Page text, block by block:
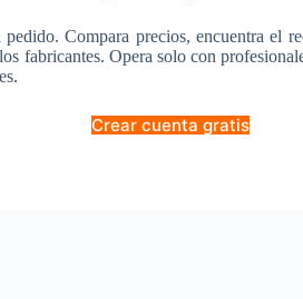
Compara precios, encuentra el
fabricantes. Opera solo con
Crear cuenta gratis